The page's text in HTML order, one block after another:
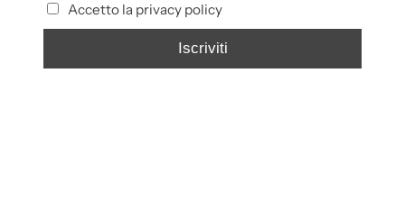
Accetto la privacy policy